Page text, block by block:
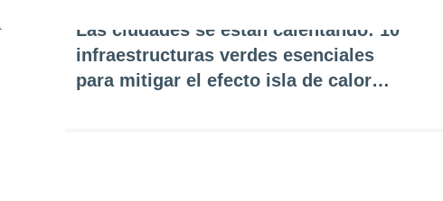
Las ciudades se están calentando: 10
infraestructuras verdes esenciales
para mitigar el efecto isla de calor